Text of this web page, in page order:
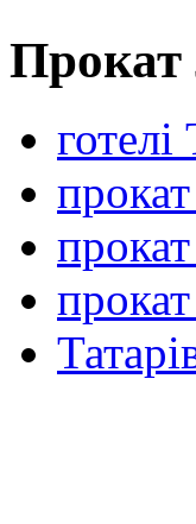
Прокат
готелі